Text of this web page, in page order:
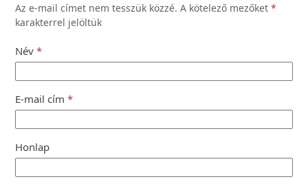
Az e-mail címet nem tesszük közzé. A kötelező mezőket*
karakterrel jelöltük
Név*
E-mail cím*
Honlap